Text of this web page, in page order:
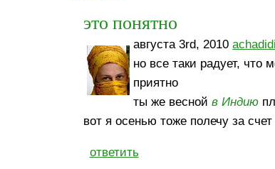
это понятно
августа 3rd, 2010achadidi
но все таки радует, что
приятно
ты же веснойв Индию
вот я осенью тоже полечу за
ответить